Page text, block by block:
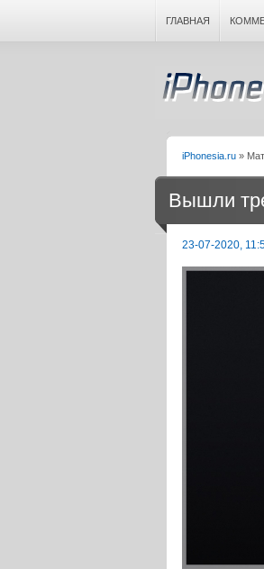
ГЛАВНАЯ
iPhonesia.ru »
Вышли
23-07-2020,